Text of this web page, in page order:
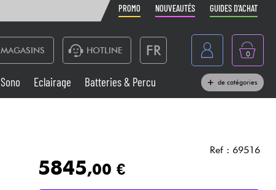
PROMO NOUVEAUTÉS GUIDES D'ACHAT
MAGASINS HOTLINE FR
Belgique
België
Nederland
0
Sono
Sono Eclairage Batteries & Percu de catégories
Ref : 69516
5845,00 €